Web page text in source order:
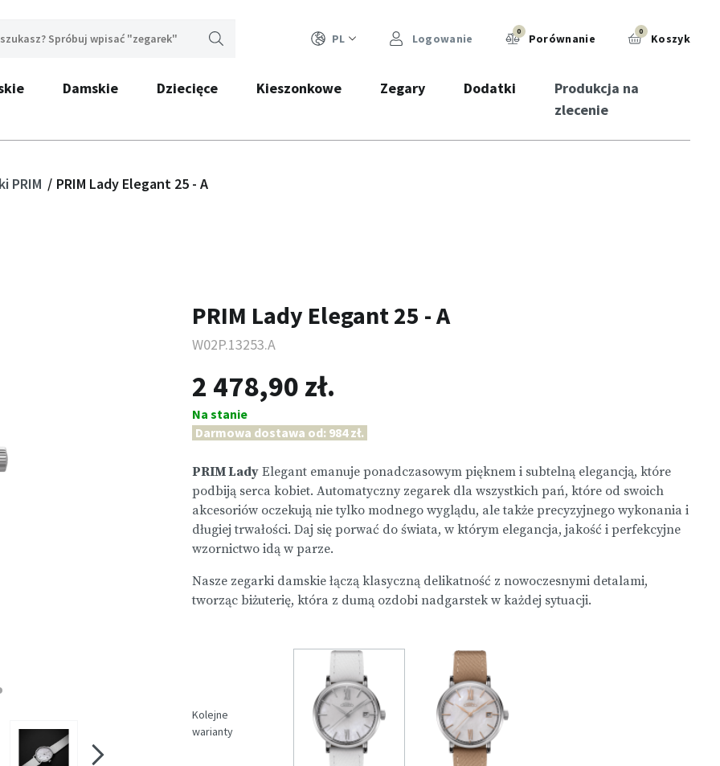
PL Logowanie 0 Porównanie 0 Koszyk
Damskie Dziecięce Kieszonkowe Zegary Dodatki
Produkcja na
zlecenie
PRIM PRIM Lady Elegant 25 - A
PRIM Lady Elegant 25 - A
W02P.13253.A
2 478,90 zł.
Na stanie
Darmowa dostawa od: 984 zł.
PRIM Lady Elegant emanuje ponadczasowym pięknem i subtelną elegancją, które
podbiją serca kobiet. Automatyczny zegarek dla wszystkich pań, które od swoich
akcesoriów oczekują nie tylko modnego wyglądu, ale także precyzyjnego wykonania i
długiej trwałości. Daj się porwać do świata, w którym elegancja, jakość i perfekcyjne
wzornictwo idą w parze.
Nasze zegarki damskie łączą klasyczną delikatność z nowoczesnymi detalami,
tworząc biżuterię, która z dumą ozdobi nadgarstek w każdej sytuacji.
Kolejne
warianty